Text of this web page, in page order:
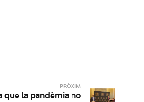
PRÒXIM
que la pandèmia no